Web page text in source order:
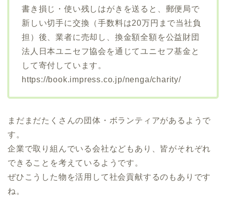
書き損じ・使い残しはがきを送ると、郵便局で
新しい切手に交換（手数料は20万円まで当社負
担）後、業者に売却し、換金額全額を公益財団
法人日本ユニセフ協会を通じてユニセフ基金と
して寄付しています。
https://book.impress.co.jp/nenga/charity/
まだまだたくさんの団体・ボランティアがあるようで
す。
企業で取り組んでいる会社などもあり、皆がそれぞれ
できることを考えているようです。
ぜひこうした物を活用して社会貢献するのもありです
ね。